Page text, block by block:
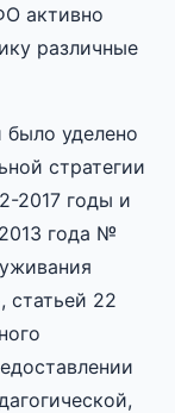
активно
различные
уделено
стратегии
2017 годы и
года №
статьей 22